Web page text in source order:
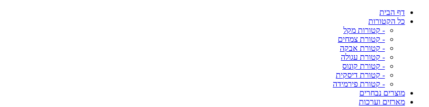
דף הבית
כל הקטורות
- קטורות מקל
- קטורת צמחים
- קטורת אבקה
- קטורת עגולה
- קטורת קונוס
- קטורת דיסקית
- קטורת פירמידה
מוצרים נבחרים
מארזים וערכות